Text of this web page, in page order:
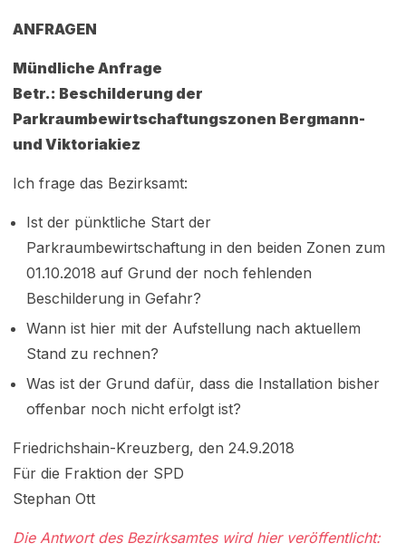
ANFRAGEN
Mündliche Anfrage
Betr.: Beschilderung der
Parkraumbewirtschaftungszonen Bergmann-
und Viktoriakiez
Ich frage das Bezirksamt:
Ist der pünktliche Start der
Parkraumbewirtschaftung in den beiden Zonen zum
01.10.2018 auf Grund der noch fehlenden
Beschilderung in Gefahr?
Wann ist hier mit der Aufstellung nach aktuellem
Stand zu rechnen?
Was ist der Grund dafür, dass die Installation bisher
offenbar noch nicht erfolgt ist?
Friedrichshain-Kreuzberg, den 24.9.2018
Für die Fraktion der SPD
Stephan Ott
Die Antwort des Bezirksamtes wird hier veröffentlicht: